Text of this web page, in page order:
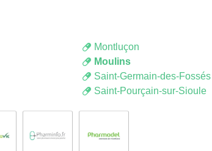
Montluçon
Moulins
Saint-Germain-des-Fossés
Saint-Pourçain-sur-Sioule